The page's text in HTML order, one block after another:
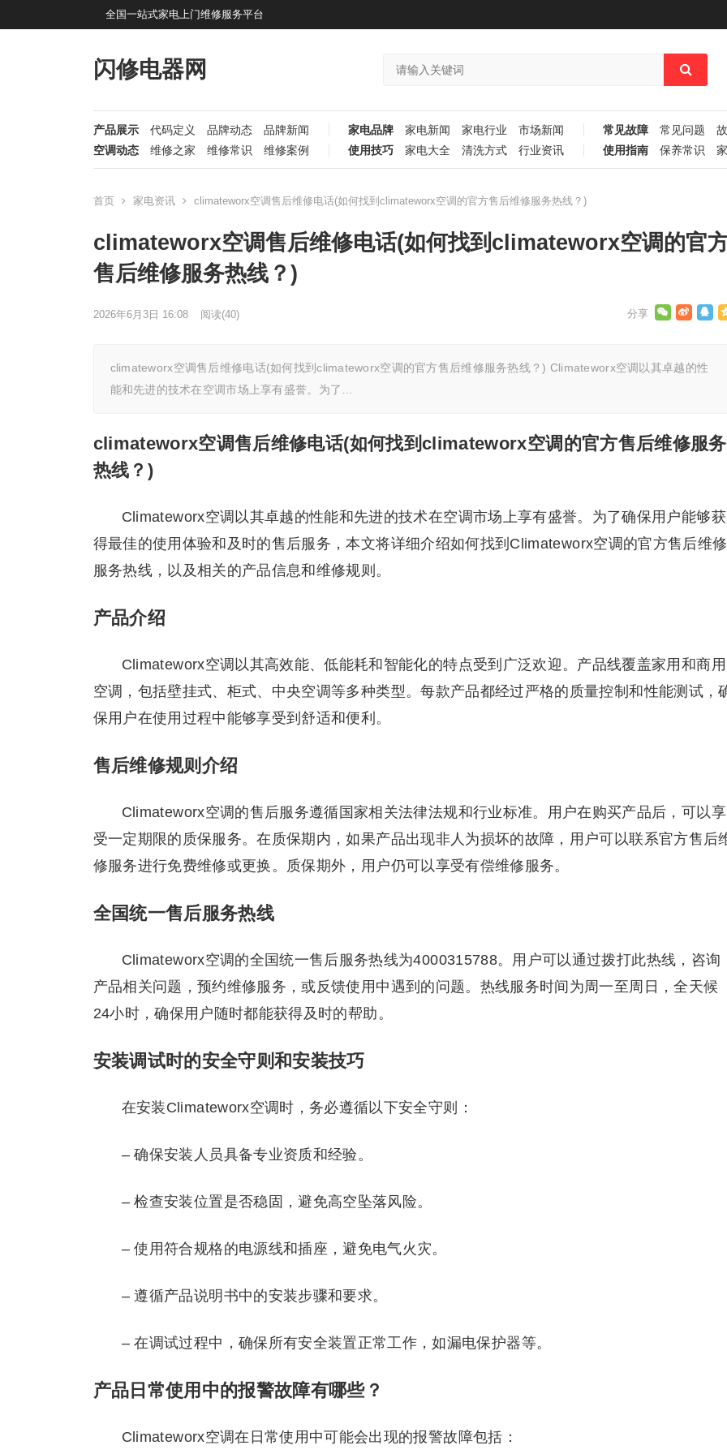
全国一站式家电上门维修服务平台
闪修电器网
产品展示 代码定义 品牌动态 品牌新闻 家电品牌 家电新闻 家电行业 市场新闻 常见故障 常见问题
空调动态
维修之家 维修常识 维修案例 使用技巧 家电大全 清洗方式 行业资讯 使用指南 保养常识
首页 家电资讯 climateworx空调售后维修电话(如何找到climateworx空调的官方售后维修服务热线？)
climateworx空调售后维修电话(如何找到climateworx空调的官
售后维修服务热线？)
2026年6月3日 16:08 阅读(40)
climateworx空调售后维修电话(如何找到climateworx空调的官方售后维修服务热线？) Climateworx空调以其卓越的性
能和先进的技术在空调市场上享有盛誉。为了…
climateworx空调售后维修电话(如何找到climateworx空调的官方售后维修服务
热线？)
Climateworx空调以其卓越的性能和先进的技术在空调市场上享有盛誉。为了确保用户能够获
得最佳的使用体验和及时的售后服务，本文将详细介绍如何找到Climateworx空调的官方售后维修
服务热线，以及相关的产品信息和维修规则。
产品介绍
Climateworx空调以其高效能、低能耗和智能化的特点受到广泛欢迎。产品线覆盖家用和商用
空调，包括壁挂式、柜式、中央空调等多种类型。每款产品都经过严格的质量控制和性能测试，
保用户在使用过程中能够享受到舒适和便利。
售后维修规则介绍
Climateworx空调的售后服务遵循国家相关法律法规和行业标准。用户在购买产品后，可以享
受一定期限的质保服务。在质保期内，如果产品出现非人为损坏的故障，用户可以联系官方售后
修服务进行免费维修或更换。质保期外，用户仍可以享受有偿维修服务。
全国统一售后服务热线
Climateworx空调的全国统一售后服务热线为4000315788。用户可以通过拨打此热线，咨询
产品相关问题，预约维修服务，或反馈使用中遇到的问题。热线服务时间为周一至周日，全天候
24小时，确保用户随时都能获得及时的帮助。
安装调试时的安全守则和安装技巧
在安装Climateworx空调时，务必遵循以下安全守则：
– 确保安装人员具备专业资质和经验。
– 检查安装位置是否稳固，避免高空坠落风险。
– 使用符合规格的电源线和插座，避免电气火灾。
– 遵循产品说明书中的安装步骤和要求。
– 在调试过程中，确保所有安全装置正常工作，如漏电保护器等。
产品日常使用中的报警故障有哪些？
Climateworx空调在日常使用中可能会出现的报警故障包括：